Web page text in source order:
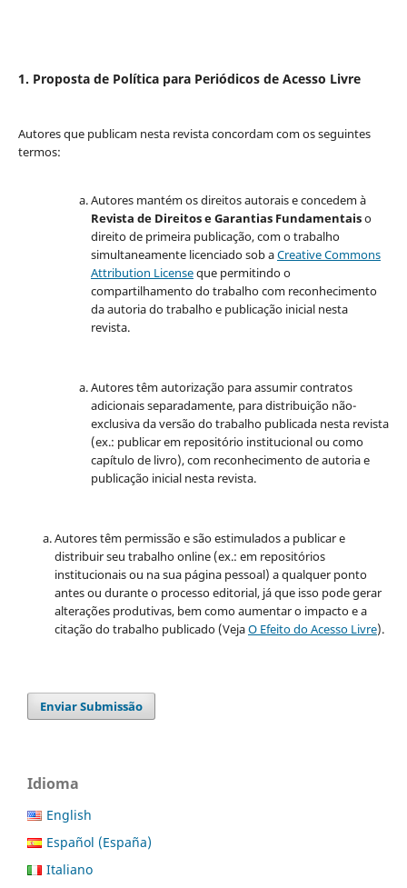
1. Proposta de Política para Periódicos de Acesso Livre
Autores que publicam nesta revista concordam com os seguintes
termos:
Autores mantém os direitos autorais e concedem à
Revista de Direitos e Garantias Fundamentaiso
direito de primeira publicação, com o trabalho
simultaneamente licenciado sob aCreative Commons
Attribution Licenseque permitindo o
compartilhamento do trabalho com reconhecimento
da autoria do trabalho e publicação inicial nesta
revista.
Autores têm autorização para assumir contratos
adicionais separadamente, para distribuição não-
exclusiva da versão do trabalho publicada nesta revista
(ex.: publicar em repositório institucional ou como
capítulo de livro), com reconhecimento de autoria e
publicação inicial nesta revista.
Autores têm permissão e são estimulados a publicar e
distribuir seu trabalho online (ex.: em repositórios
institucionais ou na sua página pessoal) a qualquer ponto
antes ou durante o processo editorial, já que isso pode gerar
alterações produtivas, bem como aumentar o impacto e a
citação do trabalho publicado (VejaO Efeito do Acesso Livre).
Enviar Submissão
Idioma
English
Español (España)
Italiano